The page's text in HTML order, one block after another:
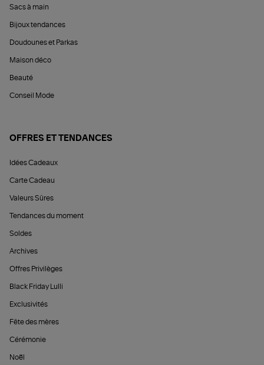
Sacs à main
Bijoux tendances
Doudounes et Parkas
Maison déco
Beauté
Conseil Mode
OFFRES ET TENDANCES
Idées Cadeaux
Carte Cadeau
Valeurs Sûres
Tendances du moment
Soldes
Archives
Offres Privilèges
Black Friday Lulli
Exclusivités
Fête des mères
Cérémonie
Noël